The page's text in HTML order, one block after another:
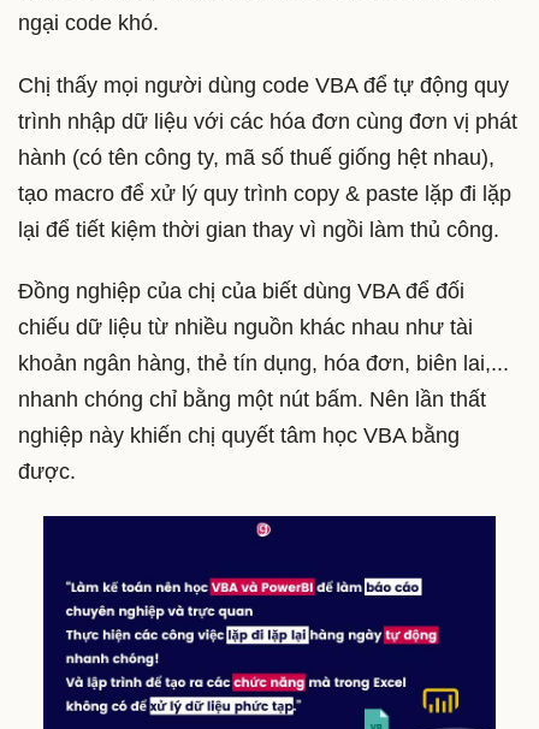
ngại code khó.
Chị thấy mọi người dùng code VBA để tự động quy
trình nhập dữ liệu với các hóa đơn cùng đơn vị phát
hành (có tên công ty, mã số thuế giống hệt nhau),
tạo macro để xử lý quy trình copy & paste lặp đi lặp
lại để tiết kiệm thời gian thay vì ngồi làm thủ công.
Đồng nghiệp của chị của biết dùng VBA để đối
chiếu dữ liệu từ nhiều nguồn khác nhau như tài
khoản ngân hàng, thẻ tín dụng, hóa đơn, biên lai,...
nhanh chóng chỉ bằng một nút bấm. Nên lần thất
nghiệp này khiến chị quyết tâm học VBA bằng
được.